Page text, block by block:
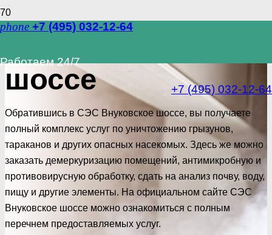
phone +7 (495) 032-12-64
Работаем 24/7
+7 (495) 032-12-64
шоссе
Обратившись в СЭС Внуковское шоссе, вы получаете
полный комплекс услуг по уничтожению грызунов,
тараканов и других опасных насекомых. Здесь же можно
заказать демеркуризацию помещений, антимикробную и
противовирусную обработку, сдать на анализ почву, воду,
пищу и другие элементы. На официальном сайте СЭС
Внуковское шоссе можно ознакомиться с полным
перечнем предоставляемых услуг.